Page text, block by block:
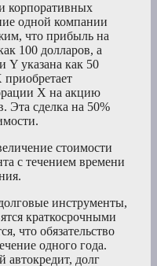
корпоративных
одной компании
что прибыль на
100 долларов, а
указана как 50
X на акцию
Эта сделка на 50%
стоимости
с течением времени
инструменты,
краткосрочными
что обязательство
одного года.
автокредит, долг